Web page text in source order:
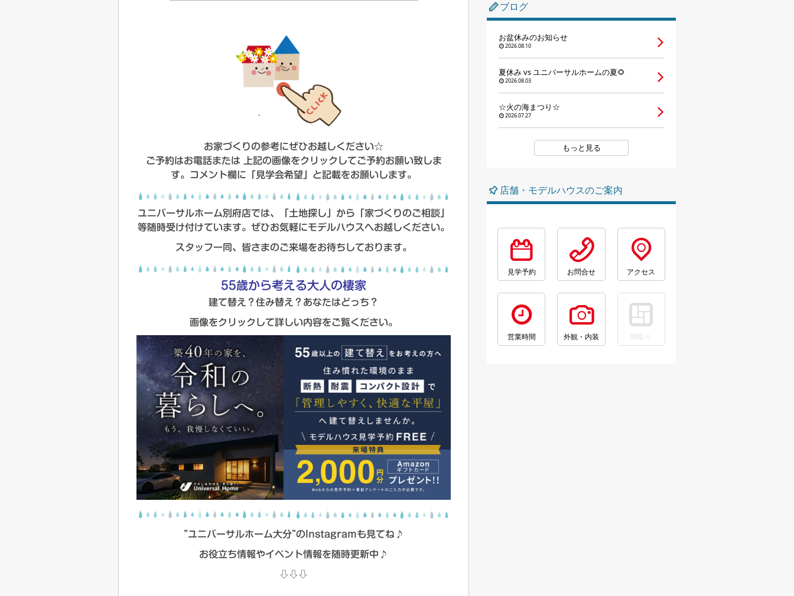
お家づくりの参考にぜひお越しください☆
ご予約はお電話または 上記の画像をクリックしてご予約お願い致しま
す。コメント欄に「見学会希望」と記載をお願いします。
ユニバーサルホーム別府店では、「土地探し」から「家づくりのご相談」
等随時受け付けています。ぜひお気軽にモデルハウスへお越しください。
スタッフ一同、皆さまのご来場をお待ちしております。
55歳から考える大人の棲家
建て替え？住み替え？あなたはどっち？
画像をクリックして詳しい内容をご覧ください。
”ユニバーサルホーム大分”のInstagramも見てね♪
お役立ち情報やイベント情報を随時更新中♪
⇩⇩⇩
ブログ
お盆休みのお知らせ
2026.08.10
夏休み vs ユニバーサルホームの夏🌻
2026.08.03
☆火の海まつり☆
2026.07.27
もっと見る
店舗・モデルハウスのご案内
見学予約 お問合せ アクセス
営業時間 外観・内装 間取り